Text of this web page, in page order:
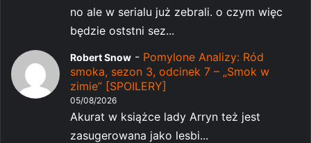
no ale w serialu już zebrali. o czym więc
będzie oststni sez...
Robert Snow - Pomylone Analizy: Ród
smoka, sezon 3, odcinek 7 – „Smok w
zimie” [SPOILERY]
05/08/2026
Akurat w książce lady Arryn też jest
zasugerowana jako lesbi...